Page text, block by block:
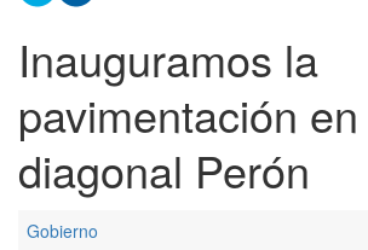
Inauguramos la
pavimentación
diagonal Perón
Gobierno